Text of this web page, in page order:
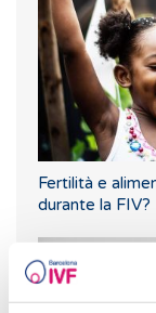
Fertilità e
durante la FIV?